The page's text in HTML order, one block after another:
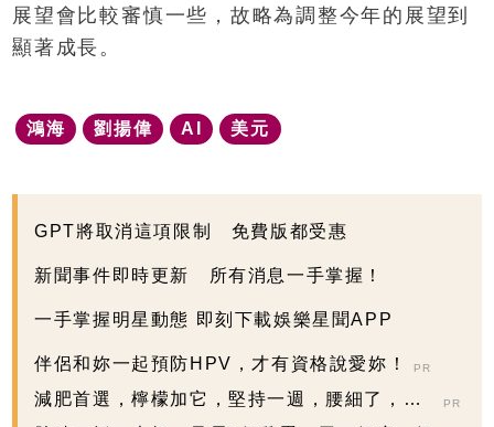
展望會比較審慎一些，故略為調整今年的展望到
顯著成長。
鴻海 劉揚偉 AI 美元
GPT將取消這項限制 免費版都受惠
新聞事件即時更新 所有消息一手掌握！
一手掌握明星動態 即刻下載娛樂星聞APP
伴侶和妳一起預防HPV，才有資格說愛妳！ PR
減肥首選，檸檬加它，堅持一週，腰細了，瘦
PR